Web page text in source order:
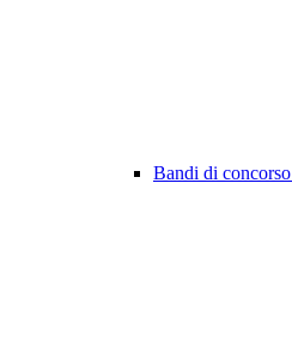
Bandi di concorso